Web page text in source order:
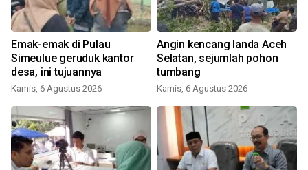
Emak-emak di Pulau
Simeulue geruduk kantor
desa, ini tujuannya
Kamis, 6 Agustus 2026
Angin kencang landa Aceh
Selatan, sejumlah pohon
tumbang
Kamis, 6 Agustus 2026